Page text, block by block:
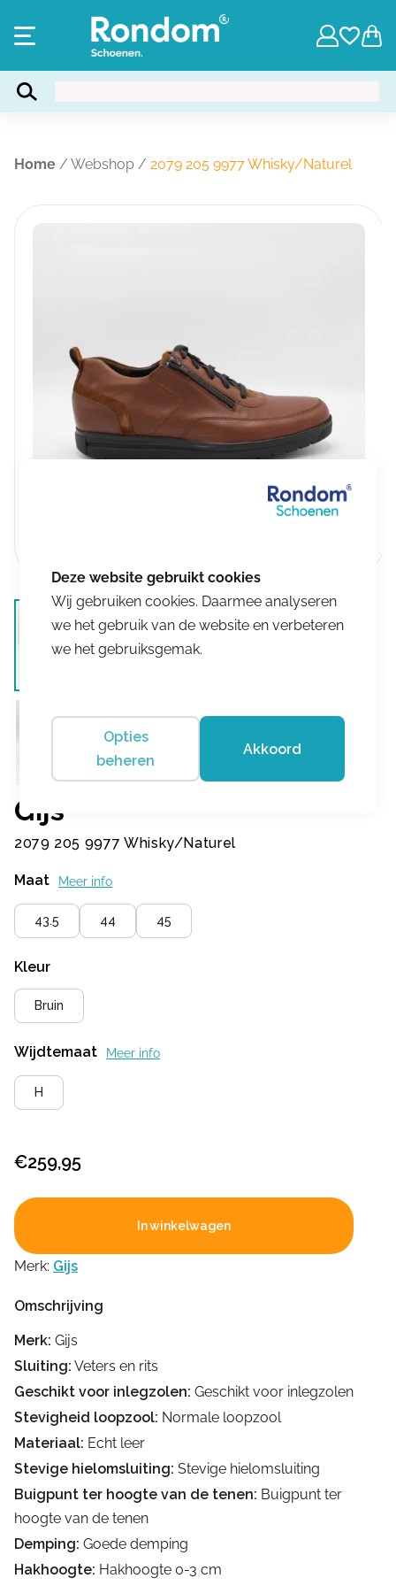
Home / Webshop / 2079 205 9977 Whisky/Naturel
Gijs
2079 205 9977 Whisky/Naturel
Kleur
Bruin
Maat Meer info
43.5 44 45
Wijdtemaat Meer info
H
€259,95
In winkelwagen
Merk: Gijs
Omschrijving
Merk: Gijs
Sluiting: Veters en rits
Geschikt voor inlegzolen: Geschikt voor inlegzolen
Stevigheid loopzool: Normale loopzool
Materiaal: Echt leer
Stevige hielomsluiting: Stevige hielomsluiting
Buigpunt ter hoogte van de tenen: Buigpunt ter
hoogte van de tenen
Demping: Goede demping
Hakhoogte: Hakhoogte 0-3 cm
Wij gebruiken cookies. Daarmee analyseren
we het gebruik van de website en verbeteren
we het gebruiksgemak.
Opties
beheren
Akkoord